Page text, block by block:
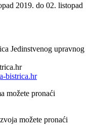
2019. do 02. listopad
Jedinstvenog upravnog
bistrica.hr
možete pronaći
možete pronaći